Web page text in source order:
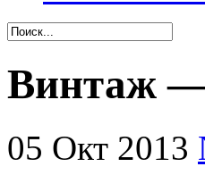
Винтаж —
05 Окт 2013